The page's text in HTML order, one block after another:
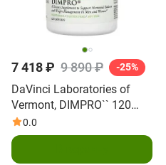
7 418 ₽ 9 890 ₽ -25%
DaVinci Laboratories of
Vermont, DIMPRO`` 120
капсул
0.0